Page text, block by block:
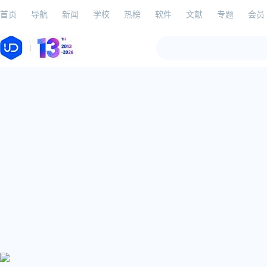
首页 导航 新闻 学校 热榜 软件 文献 专题 会员